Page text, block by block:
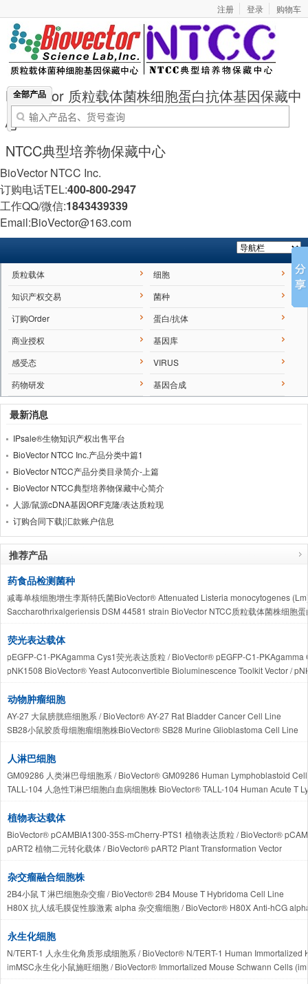
注册 登录 购物车
BioVector 质粒载体菌株细胞蛋白抗体基因保藏中
心
NTCC典型培养物保藏中心
全部产品
BioVector NTCC Inc.
订购电话TEL:400-800-2947
工作QQ/微信:1843439339
Email:BioVector@163.com
质粒载体
细胞
知识产权交易
菌种
订购Order
蛋白/抗体
商业授权
基因库
感受态
VIRUS
药物研发
基因合成
最新消息
IPsale®生物知识产权出售平台
BioVector NTCC Inc.产品分类中篇1
BioVector NTCC产品分类目录简介-上篇
BioVector NTCC典型培养物保藏中心简介
人源/鼠源cDNA基因ORF克隆/表达质粒现
订购合同下载|汇款账户信息
推荐产品
药食品检测菌种
减毒单核细胞增生李斯特氏菌BioVector® Attenuated Listeria monocytogenes
Saccharothrixalgeriensis DSM 44581 strain BioVector NTCC质粒载体菌株细胞
Parabacteroides goldsteinii 戈氏副拟杆菌 BioVector NTCC质粒载体菌株细胞蛋
Bacteroides caecimuris 盲肠鼠拟杆菌 BioVector NTCC质粒载体菌株细胞蛋白抗
布氏瘤胃球菌 (Ruminococcus bromii) BioVector® 菌株
荧光表达载体
pEGFP-C1-PKAgamma Cys1荧光表达质粒 / BioVector® pEGFP-C1-
pNK1508 BioVector® Yeast Autoconvertible Bioluminescence Toolkit Vector /
动物肿瘤细胞
AY-27 大鼠膀胱癌细胞系 / BioVector® AY-27 Rat Bladder Cancer Cell Line
SB28小鼠胶质母细胞瘤细胞株BioVector® SB28 Murine Glioblastoma Cell Line
CC531 大鼠结肠癌细胞系 / BioVector® CC531 Rat Colon Adenocarcinoma Cell
Hep-56.1D BioVector® Murine Hepatocellular Carcinoma Cell Line / Hep-56.1D
mHypoA-55 BioVector® 小鼠下丘脑永生化成体神经元细胞株 / BioVector®
mHypoE-N38 BioVector® 小鼠下丘脑永生化胚胎神经元细胞株 / BioVector®
L20B BioVector® 小鼠成纤维细胞基因工程株 / BioVector® L20B Mouse
Col-GFP-HSC BioVector® 大鼠胶原蛋白启动子报告基因肝星状细胞系Rat
HCA-1 BioVector® 小鼠肝细胞癌细胞株 / BioVector® Mouse Hepatocellular
ASZ001 BioVector® 小鼠基底细胞癌细胞株 / BioVector® ASZ001 Mouse Basal
BioVector® FRT (FR-T) 费舍尔大鼠甲状腺上皮细胞株
人淋巴细胞
GM09286 人类淋巴母细胞系 / BioVector® GM09286 Human Lymphoblastoid
TALL-104 人急性T淋巴细胞白血病细胞株 BioVector® TALL-104 Human Acute T
KIS-1 人恶性B细胞淋巴瘤细胞株 BioVector® KIS-1 Human Malignant B-Cell
TK-1B 人急性髓系白血病细胞株 BioVector® TK-1B Human Acute Myeloid
植物表达载体
BioVector® pCAMBIA1300-35S-mCherry-PTS1 植物表达质粒 / BioVector®
pART2 植物二元转化载体 / BioVector® pART2 Plant Transformation Vector
pGreenII 62-SK BioVector®植物高效瞬时表达载体 / BioVector® pGreenII 62-SK
pCaBS‑α/pCaBS‑β/pCa‑γbLIC BioVector® 大麦条纹花叶病毒(BSMV)载体系统
pT7-αND/βND/γND BioVector®大麦条纹花叶病毒(BSMV)体外转录质粒系统
杂交瘤融合细胞株
2B4小鼠 T 淋巴细胞杂交瘤 / BioVector® 2B4 Mouse T Hybridoma Cell Line
H80X 抗人绒毛膜促性腺激素 alpha 杂交瘤细胞 / BioVector® H80X Anti-hCG
永生化细胞
N/TERT-1 人永生化角质形成细胞系 / BioVector® N/TERT-1 Human Immortalized
imMSC永生化小鼠施旺细胞 / BioVector® Immortalized Mouse Schwann Cells